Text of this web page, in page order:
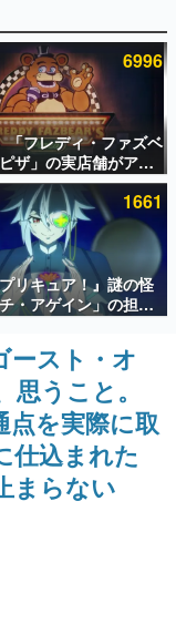
ー数万以上！ などな
ミ渾身の“殿堂入り”記
作時のエピソードをお
とは何か？を探ってい
本』は、〈試験問題〉
6996
「フレディ・ファズベ
ザ」の実店舗がアメ
施設「American
2027年オープン！
との共同開発、食
くステージショーや
ラー体験も楽しめる
1661
プリキュア！』謎の怪
・アゲイン」の担当
天﨑滉平さんと判
ゼロから始める異世
ットー役、『ヒプノ
』山田三郎役など
ースト・オ
うこと。
点を実際に取
仕込まれた
まらない